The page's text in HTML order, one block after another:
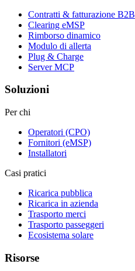
Contratti & fatturazione B2B
Clearing eMSP
Rimborso dinamico
Modulo di allerta
Plug & Charge
Server MCP
Soluzioni
Per chi
Operatori (CPO)
Fornitori (eMSP)
Installatori
Casi pratici
Ricarica pubblica
Ricarica in azienda
Trasporto merci
Trasporto passeggeri
Ecosistema solare
Risorse